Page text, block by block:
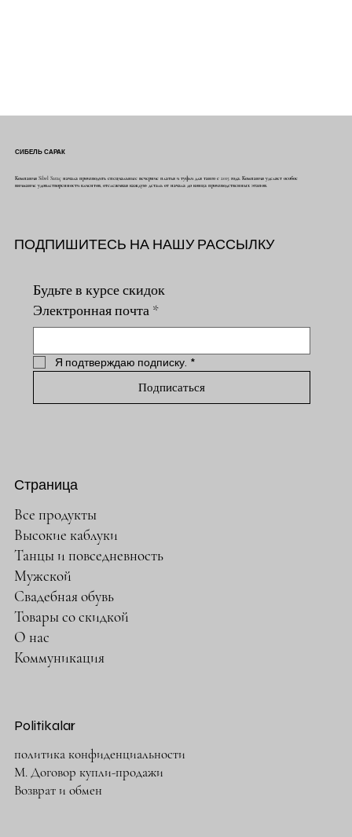
СИБЕЛЬ САРАК
Компания Sibel Saraç начала производить специальные вечерние платья и туфли для танго с 2015 года. Компания уделяет особое
внимание удовлетворенности клиентов, отслеживая каждую деталь от начала до конца производственных этапов.
ПОДПИШИТЕСЬ НА НАШУ РАССЫЛКУ
Будьте в курсе скидок
Электронная почта *
Я подтверждаю подписку. *
Подписаться
Страница
Все продукты
Высокие каблуки
Танцы и повседневность
Мужской
Свадебная обувь
Товары со скидкой
О нас
Коммуникация
Politikalar
политика конфиденциальности
М. Договор купли-продажи
Возврат и обмен